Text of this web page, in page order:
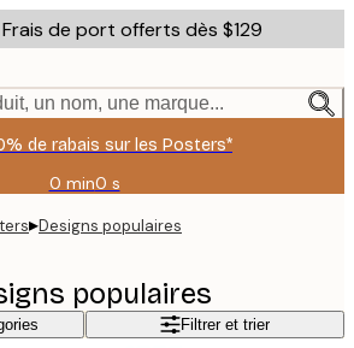
Frais de port offerts dès $129
un nom, une marque...
de rabais sur les Posters*
0 min0 s
Valable
jusqu'au
:
09
▸Designs populaires
populaires
Filtrer et trier